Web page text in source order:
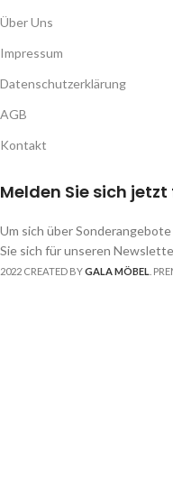
Über Uns
Impressum
Datenschutzerklärung
AGB
Kontakt
Melden Sie sich
Um sich über
Sie sich für unseren
2022 CREATED BYGALA MÖBEL .